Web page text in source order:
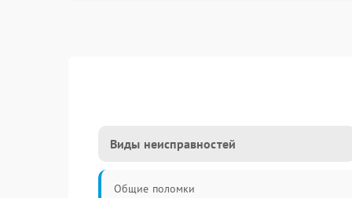
Виды неисправностей
Общие поломки